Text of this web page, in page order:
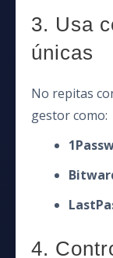
3. Usa
únicas
No repitas
gestor como:
4.